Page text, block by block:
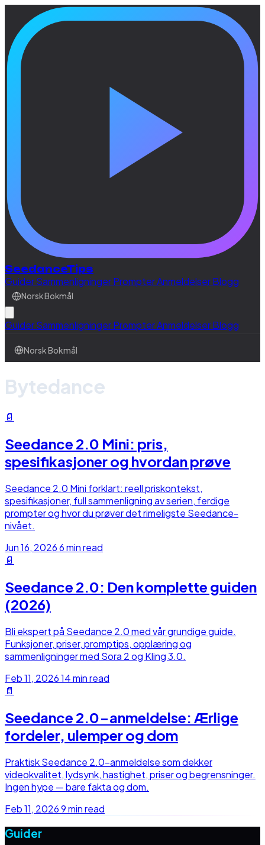
SeedanceTips
GuiderSammenligningerPrompterAnmeldelserBlogg
Norsk Bokmål
GuiderSammenligningerPrompterAnmeldelserBlogg
Norsk Bokmål
Bytedance
📄
Seedance 2.0 Mini: pris,
spesifikasjoner og hvordan prøve
Seedance 2.0 Mini forklart: reell priskontekst,
spesifikasjoner, full sammenligning av serien, ferdige
prompter og hvor du prøver det rimeligste Seedance-
nivået.
Jun 16, 20266 min read
📄
Seedance 2.0: Den komplette guiden
(2026)
Bli ekspert på Seedance 2.0 med vår grundige guide.
Funksjoner, priser, promptips, opplæring og
sammenligninger med Sora 2 og Kling 3.0.
Feb 11, 202614 min read
📄
Seedance 2.0-anmeldelse: Ærlige
fordeler, ulemper og dom
Praktisk Seedance 2.0-anmeldelse som dekker
videokvalitet, lydsynk, hastighet, priser og begrensninger.
Ingen hype — bare fakta og dom.
Feb 11, 20269 min read
Guider